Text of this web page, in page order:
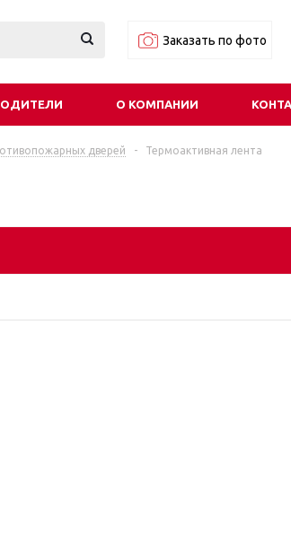
Заказать по фото
О КОМПАНИИ
дверей - Термоактивная лента